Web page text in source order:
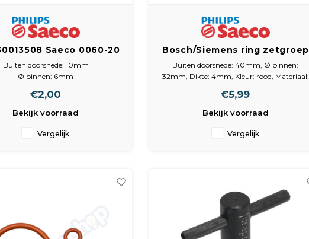
Saeco 0060-20
10buit 6 binn 2 dik
Buiten doorsnede: 10mm
Ø binnen: 6mm
Kleur: rood
€2,00
Bekijk voorraad
Vergelijk
Bosch/Siemens ring zetgroep
996530059406 O-ring
Siliconen, rood DM=40--32
Buiten doorsnede: 40mm, Ø binnen:
32mm, Dikte: 4mm, Kleur: rood, Materiaal:
€5,99
Bekijk voorraad
Vergelijk